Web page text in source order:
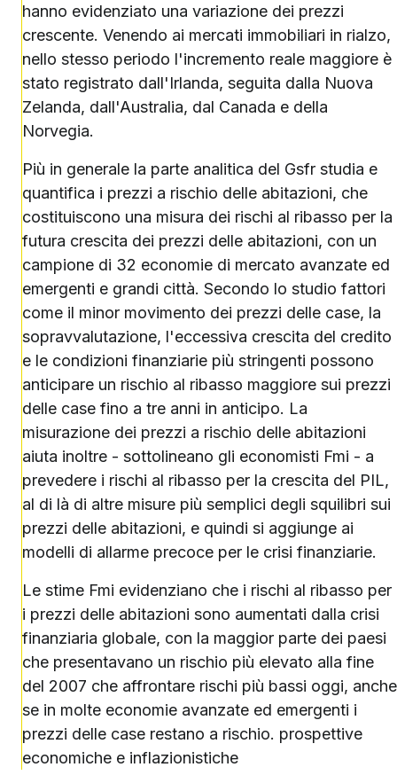
hanno evidenziato una variazione dei prezzi
crescente. Venendo ai mercati immobiliari in rialzo,
nello stesso periodo l'incremento reale maggiore è
stato registrato dall'Irlanda, seguita dalla Nuova
Zelanda, dall'Australia, dal Canada e della
Norvegia.
Più in generale la parte analitica del Gsfr studia e
quantifica i prezzi a rischio delle abitazioni, che
costituiscono una misura dei rischi al ribasso per la
futura crescita dei prezzi delle abitazioni, con un
campione di 32 economie di mercato avanzate ed
emergenti e grandi città. Secondo lo studio fattori
come il minor movimento dei prezzi delle case, la
sopravvalutazione, l'eccessiva crescita del credito
e le condizioni finanziarie più stringenti possono
anticipare un rischio al ribasso maggiore sui prezzi
delle case fino a tre anni in anticipo. La
misurazione dei prezzi a rischio delle abitazioni
aiuta inoltre - sottolineano gli economisti Fmi - a
prevedere i rischi al ribasso per la crescita del PIL,
al di là di altre misure più semplici degli squilibri sui
prezzi delle abitazioni, e quindi si aggiunge ai
modelli di allarme precoce per le crisi finanziarie.
Le stime Fmi evidenziano che i rischi al ribasso per
i prezzi delle abitazioni sono aumentati dalla crisi
finanziaria globale, con la maggior parte dei paesi
che presentavano un rischio più elevato alla fine
del 2007 che affrontare rischi più bassi oggi, anche
se in molte economie avanzate ed emergenti i
prezzi delle case restano a rischio. prospettive
economiche e inflazionistiche